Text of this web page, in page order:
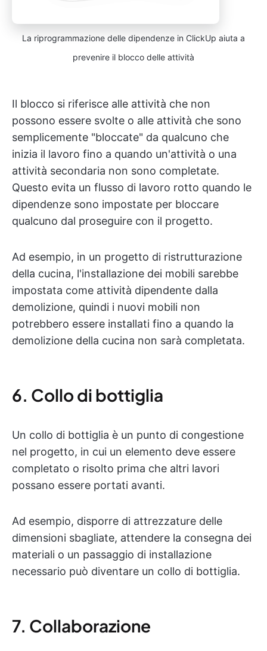
La riprogrammazione delle dipendenze in ClickUp aiuta a
prevenire il blocco delle attività
Il blocco si riferisce alle attività che non
possono essere svolte o alle attività che sono
semplicemente "bloccate" da qualcuno che
inizia il lavoro fino a quando un'attività o una
attività secondaria non sono completate.
Questo evita un flusso di lavoro rotto quando le
dipendenze sono impostate per bloccare
qualcuno dal proseguire con il progetto.
Ad esempio, in un progetto di ristrutturazione
della cucina, l'installazione dei mobili sarebbe
impostata come attività dipendente dalla
demolizione, quindi i nuovi mobili non
potrebbero essere installati fino a quando la
demolizione della cucina non sarà completata.
6. Collo di bottiglia
Un collo di bottiglia è un punto di congestione
nel progetto, in cui un elemento deve essere
completato o risolto prima che altri lavori
possano essere portati avanti.
Ad esempio, disporre di attrezzature delle
dimensioni sbagliate, attendere la consegna dei
materiali o un passaggio di installazione
necessario può diventare un collo di bottiglia.
7. Collaborazione